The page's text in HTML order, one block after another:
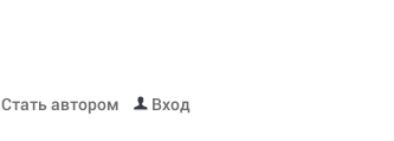
Стать автором Вход